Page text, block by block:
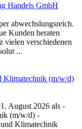
Handels GmbH
abwechslungsreich.
Kunden beraten
vielen verschiedenen
...
Klimatechnik (m/w/d)
August 2026 als -
(m/w/d) -
Klimatechnik